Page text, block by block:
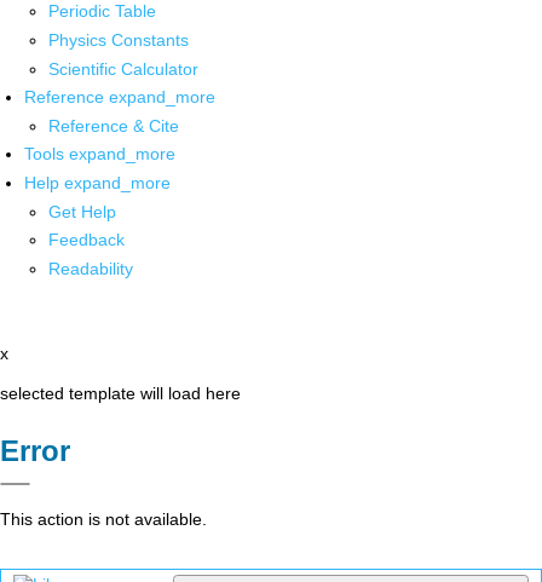
Periodic Table
Physics Constants
Scientific Calculator
Reference expand_more
Reference & Cite
Tools expand_more
Help expand_more
Get Help
Feedback
Readability
x
selected template will load here
Error
This action is not available.